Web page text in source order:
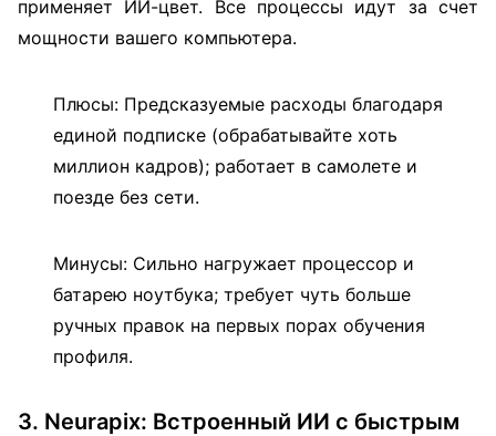
применяет ИИ-цвет. Все процессы идут за счет
мощности вашего компьютера.
Плюсы: Предсказуемые расходы благодаря
единой подписке (обрабатывайте хоть
миллион кадров); работает в самолете и
поезде без сети.
Минусы: Сильно нагружает процессор и
батарею ноутбука; требует чуть больше
ручных правок на первых порах обучения
профиля.
3. Neurapix: Встроенный ИИ с быстрым